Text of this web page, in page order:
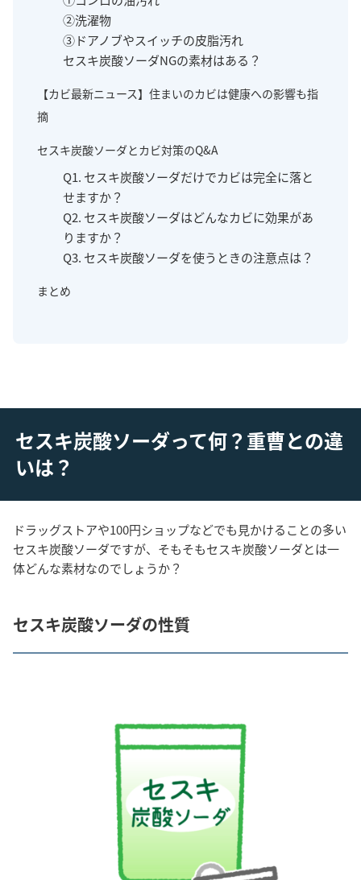
②洗濯物
③ドアノブやスイッチの皮脂汚れ
セスキ炭酸ソーダNGの素材はある？
【カビ最新ニュース】住まいのカビは健康への影響も指
摘
セスキ炭酸ソーダとカビ対策のQ&A
Q1. セスキ炭酸ソーダだけでカビは完全に落と
せますか？
Q2. セスキ炭酸ソーダはどんなカビに効果があ
りますか？
Q3. セスキ炭酸ソーダを使うときの注意点は？
まとめ
セスキ炭酸ソーダって何？重曹との違
いは？
ドラッグストアや100円ショップなどでも見かけることの多い
セスキ炭酸ソーダですが、そもそもセスキ炭酸ソーダとは一
体どんな素材なのでしょうか？
セスキ炭酸ソーダの性質